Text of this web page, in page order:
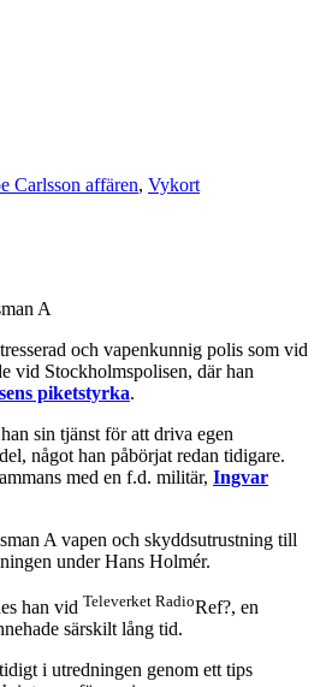
Carlsson affären, Vykort
A
och vapenkunnig polis som vid
vid Stockholmspolisen, där han
piketstyrka.
sin tjänst för att driva egen
något han påbörjat redan tidigare.
med en f.d. militär, Ingvar
A vapen och skyddsutrustning till
under Hans Holmér.
han vid Televerket RadioRef?, en
särskilt lång tid.
i utredningen genom ett tips